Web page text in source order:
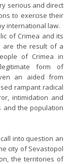
serious and direct
to exercise their
international law.
of Crimea and its
are the result of a
of Crimea in
form of
an aided from
rampant radical
intimidation and
and the population
into question an
city of Sevastopol
the territories of